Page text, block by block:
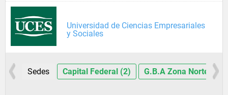
Universidad de Ciencias Empresariales
y Sociales
Sedes Capital Federal (2) G.B.A Zona Norte (4)